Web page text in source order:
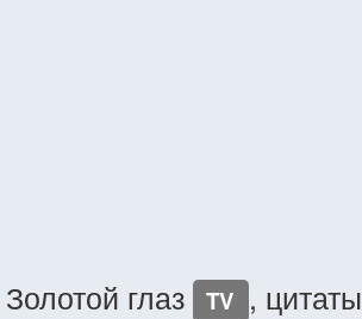
Золотой глаз TV , цитаты